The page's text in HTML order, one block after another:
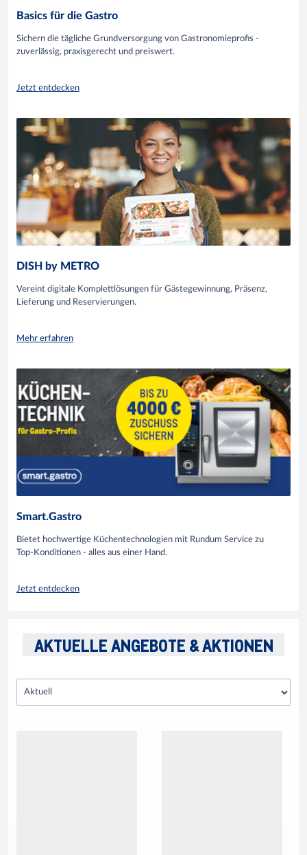
Basics für die Gastro
Sichern die tägliche Grundversorgung von Gastronomieprofis -
zuverlässig, praxisgerecht und preiswert.
Jetzt entdecken
DISH by METRO
Vereint digitale Komplettlösungen für Gästegewinnung, Präsenz,
Lieferung und Reservierungen.
Mehr erfahren
Smart.Gastro
Bietet hochwertige Küchentechnologien mit Rundum Service zu
Top-Konditionen - alles aus einer Hand.
Jetzt entdecken
AKTUELLE ANGEBOTE & AKTIONEN